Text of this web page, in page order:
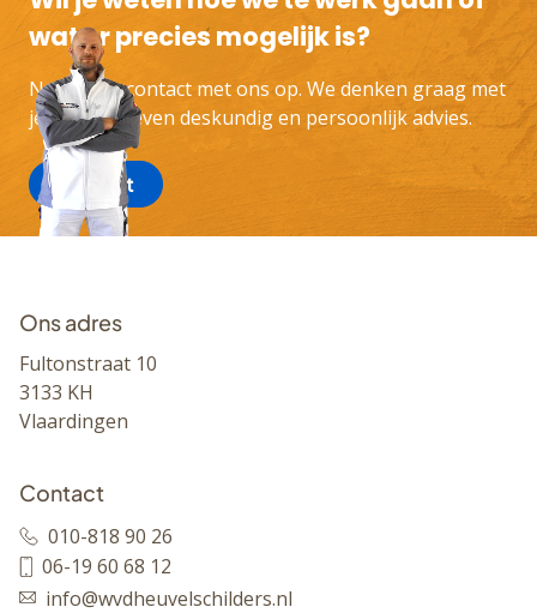
wat er precies mogelijk is?
Neem dan contact met ons op. We denken graag met
je mee en geven deskundig en persoonlijk advies.
Contact
Ons adres
Fultonstraat 10
3133 KH
Vlaardingen
Contact
010-818 90 26
06-19 60 68 12
info@wvdheuvelschilders.nl